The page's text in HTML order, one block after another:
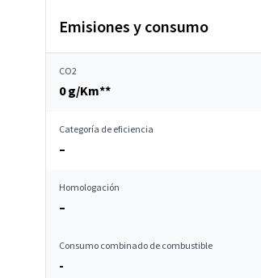
Emisiones y consumo
CO2
0 g/Km**
Categoría de eficiencia
–
Homologación
–
Consumo combinado de combustible
-